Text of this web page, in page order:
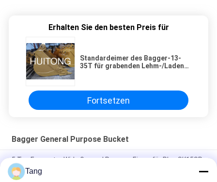
Erhalten Sie den besten Preis für
Standardeimer des Bagger-13-
35T für grabenden Lehm-/Laden-
Fortsetzen
Bagger General Purpose Bucket
5 Ton Excavator Wide General Purpose Eimer für Plus SK15SR
EC950E CX500D DX65-9C
Tang